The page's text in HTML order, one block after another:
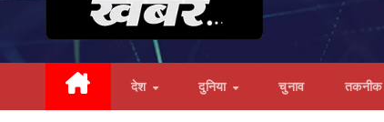
देश दुनिया चुनाव तकनीक